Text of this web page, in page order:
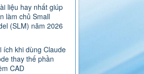
liệu hay nhất giúp
làm chủ Small
(SLM) năm 2026
ích khi dùng Claude
thay thế phần
CAD